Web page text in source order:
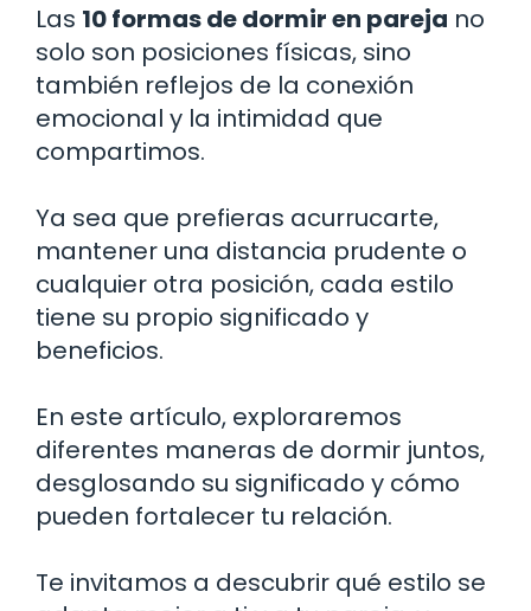
Las 10 formas de dormir en pareja no
solo son posiciones físicas, sino
también reflejos de la conexión
emocional y la intimidad que
compartimos.
Ya sea que prefieras acurrucarte,
mantener una distancia prudente o
cualquier otra posición, cada estilo
tiene su propio significado y
beneficios.
En este artículo, exploraremos
diferentes maneras de dormir juntos,
desglosando su significado y cómo
pueden fortalecer tu relación.
Te invitamos a descubrir qué estilo se